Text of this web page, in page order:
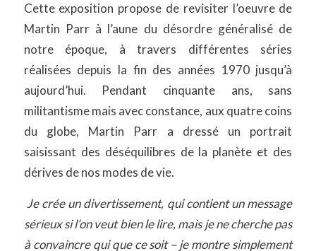
Cette exposition propose de revisiter l’oeuvre de
Martin Parr à l’aune du désordre généralisé de
notre époque, à travers différentes séries
réalisées depuis la fin des années 1970 jusqu’à
aujourd’hui. Pendant cinquante ans, sans
militantisme mais avec constance, aux quatre coins
du globe, Martin Parr a dressé un portrait
saisissant des déséquilibres de la planète et des
dérives de nos modes de vie.
Je crée un divertissement, qui contient un message
sérieux si l’on veut bien le lire, mais je ne cherche pas
à convaincre qui que ce soit – je montre simplement